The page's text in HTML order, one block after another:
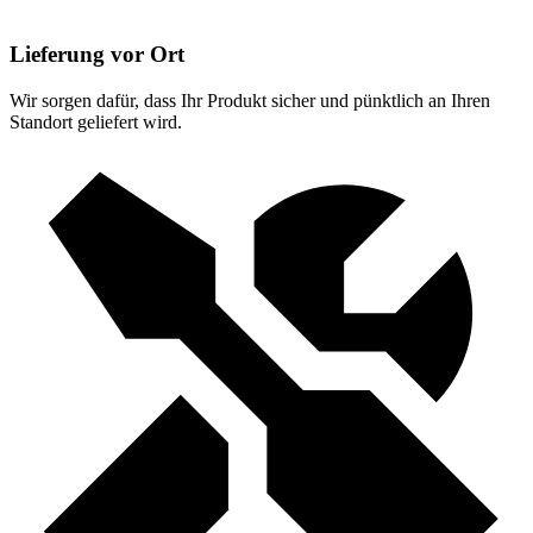
Lieferung vor Ort
Wir sorgen dafür, dass Ihr Produkt sicher und pünktlich an Ihren
Standort geliefert wird.